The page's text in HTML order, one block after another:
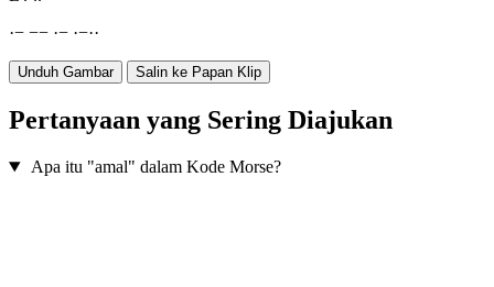
·− −− ·− ·−··
Unduh Gambar Salin ke Papan Klip
Pertanyaan yang Sering Diajukan
Apa itu "amal" dalam Kode Morse?